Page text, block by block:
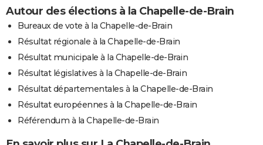
Autour des élections à la Chapelle-de-Brain
Bureaux de vote à la Chapelle-de-Brain
Résultat régionale à la Chapelle-de-Brain
Résultat municipale à la Chapelle-de-Brain
Résultat législatives à la Chapelle-de-Brain
Résultat départementales à la Chapelle-de-Brain
Résultat européennes à la Chapelle-de-Brain
Référendum à la Chapelle-de-Brain